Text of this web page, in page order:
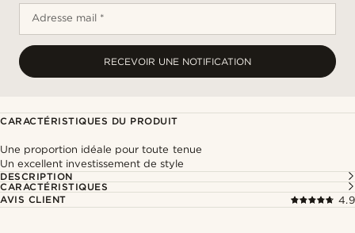
Adresse mail *
RECEVOIR UNE NOTIFICATION
CARACTÉRISTIQUES DU PRODUIT
Une proportion idéale pour toute tenue
Un excellent investissement de style
DESCRIPTION
CARACTÉRISTIQUES
AVIS CLIENT
4.9